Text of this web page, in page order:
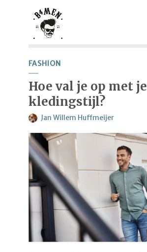
FASHION
Hoe val je op met je
kledingstijl?
Jan Willem Huffmeijer